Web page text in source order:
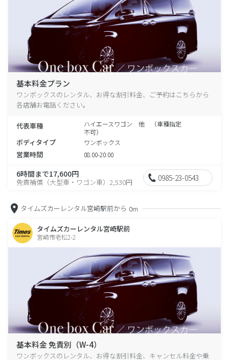
基本料金プラン
ワンボックスのレンタル、お得な割引料金、ご予約はこちらから
各店舗お電話ください。
代表車種
ハイエースワゴン 他 （車種指定
不可）
ボディタイプ ワンボックス
営業時間 08:00-20:00
6時間まで17,600円
免責補償（大型車・ワゴン車）2,530円 0985-23-0543
タイムズカーレンタル宮崎駅前から 0m
タイムズカーレンタル宮崎駅前
宮崎市老松2-2
基本料金 免責別（W-4）
ワンボックスのレンタル、お得な割引料金、キャンセル料金や乗